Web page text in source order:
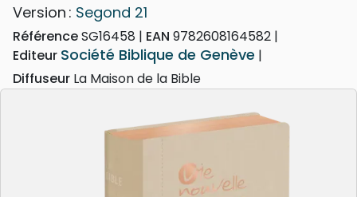
Version : Segond 21
RéférenceSG16458 EAN 9782608164582
Editeur Société Biblique de Genève
Diffuseur La Maison de la Bible